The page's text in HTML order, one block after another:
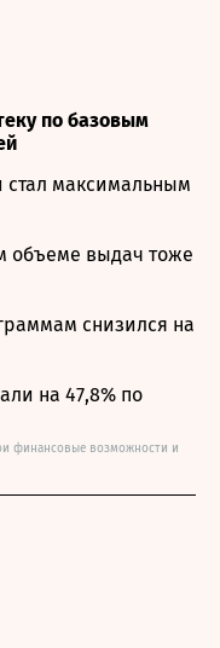
по базовым
максимальным
объеме выдач тоже
снизился на
на 47,8% по
финансовые возможности и